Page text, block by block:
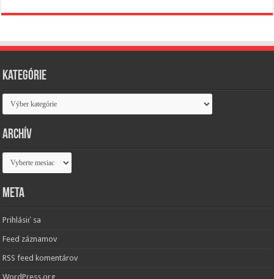
Kategórie
Kategórie
Archív
Archív
Meta
Prihlásiť sa
Feed záznamov
RSS feed komentárov
WordPress.org